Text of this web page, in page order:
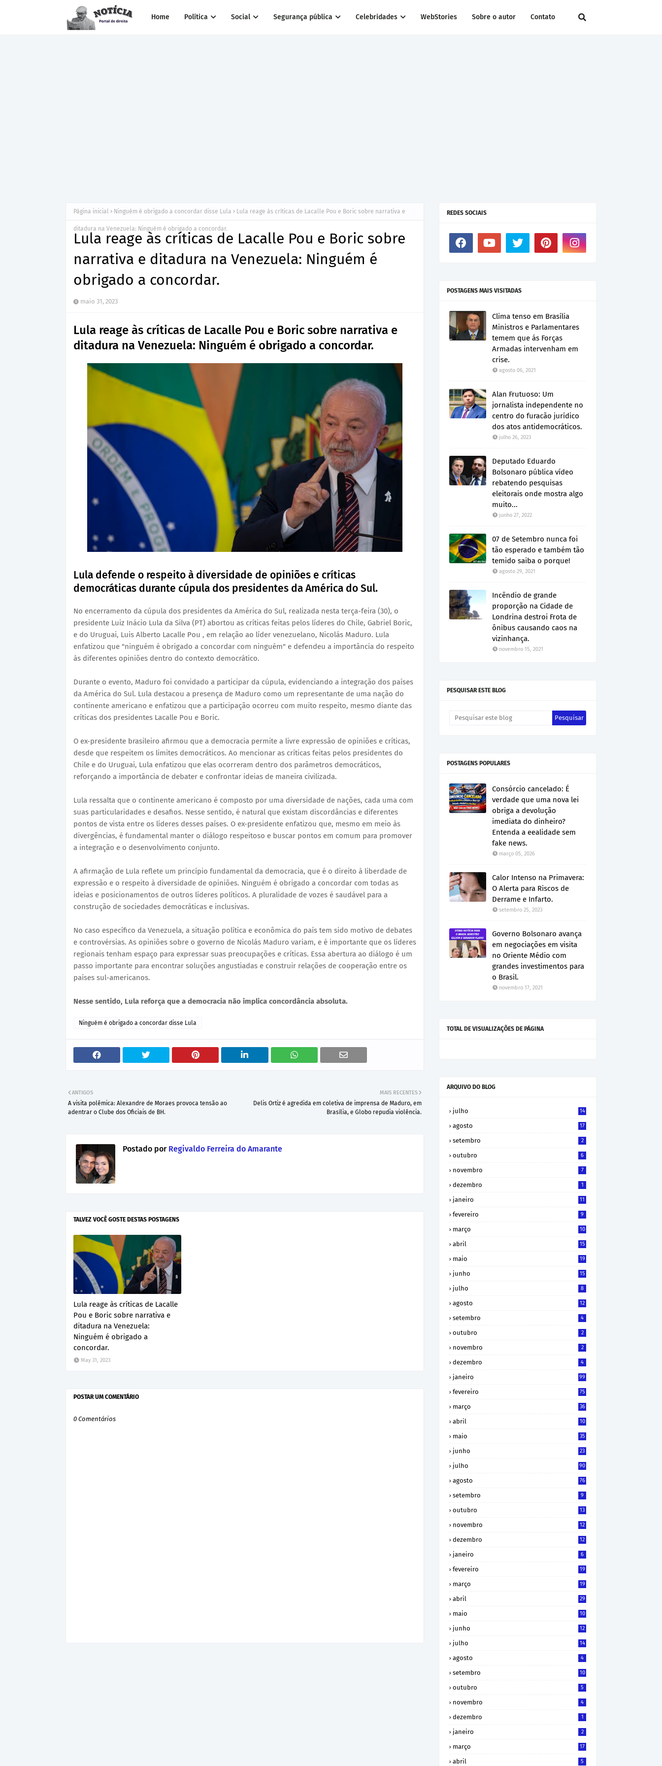
Home Política Social Segurança pública Celebridades WebStories Sobre o autor Contato
Página inicial Ninguém é obrigado a concordar disse Lula Lula reage às críticas de Lacalle Pou e Boric sobre narrativa e
ditadura na Venezuela: Ninguém é obrigado a concordar.
Lula reage às críticas de Lacalle Pou e Boric sobre
narrativa e ditadura na Venezuela: Ninguém é
obrigado a concordar.
maio 31, 2023
Lula reage às críticas de Lacalle Pou e Boric sobre narrativa e
ditadura na Venezuela: Ninguém é obrigado a concordar.
Lula defende o respeito à diversidade de opiniões e críticas
democráticas durante cúpula dos presidentes da América do Sul.
No encerramento da cúpula dos presidentes da América do Sul, realizada nesta terça-feira (30), o
presidente Luiz Inácio Lula da Silva (PT) abortou as críticas feitas pelos líderes do Chile, Gabriel Boric,
e do Uruguai, Luis Alberto Lacalle Pou , em relação ao líder venezuelano, Nicolás Maduro. Lula
enfatizou que "ninguém é obrigado a concordar com ninguém" e defendeu a importância do respeito
às diferentes opiniões dentro do contexto democrático.
Durante o evento, Maduro foi convidado a participar da cúpula, evidenciando a integração dos países
da América do Sul. Lula destacou a presença de Maduro como um representante de uma nação do
continente americano e enfatizou que a participação ocorreu com muito respeito, mesmo diante das
críticas dos presidentes Lacalle Pou e Boric.
O ex-presidente brasileiro afirmou que a democracia permite a livre expressão de opiniões e críticas,
desde que respeitem os limites democráticos. Ao mencionar as críticas feitas pelos presidentes do
Chile e do Uruguai, Lula enfatizou que elas ocorreram dentro dos parâmetros democráticos,
reforçando a importância de debater e confrontar ideias de maneira civilizada.
Lula ressalta que o continente americano é composto por uma diversidade de nações, cada uma com
suas particularidades e desafios. Nesse sentido, é natural que existam discordâncias e diferentes
pontos de vista entre os líderes desses países. O ex-presidente enfatizou que, mesmo em meio às
divergências, é fundamental manter o diálogo respeitoso e buscar pontos em comum para promover
a integração e o desenvolvimento conjunto.
A afirmação de Lula reflete um princípio fundamental da democracia, que é o direito à liberdade de
expressão e o respeito à diversidade de opiniões. Ninguém é obrigado a concordar com todas as
ideias e posicionamentos de outros líderes políticos. A pluralidade de vozes é saudável para a
construção de sociedades democráticas e inclusivas.
No caso específico da Venezuela, a situação política e econômica do país tem sido motivo de debates
e controvérsias. As opiniões sobre o governo de Nicolás Maduro variam, e é importante que os líderes
regionais tenham espaço para expressar suas preocupações e críticas. Essa abertura ao diálogo é um
passo importante para encontrar soluções angustiadas e construir relações de cooperação entre os
países sul-americanos.
Nesse sentido, Lula reforça que a democracia não implica concordância absoluta.
Ninguém é obrigado a concordar disse Lula
MAIS RECENTES
Delis Ortiz é agredida em coletiva de imprensa de Maduro, em
Brasília, e Globo repudia violência.
ANTIGOS
A visita polêmica: Alexandre de Moraes provoca tensão ao
adentrar o Clube dos Oficiais de BH.
Postado porRegivaldo Ferreira do Amarante
TALVEZ VOCÊ GOSTE DESTAS POSTAGENS
Lula reage às críticas de Lacalle
Pou e Boric sobre narrativa e
ditadura na Venezuela:
Ninguém é obrigado a
concordar.
May 31, 2023
POSTAR UM COMENTÁRIO
0 Comentários
REDES SOCIAIS
POSTAGENS MAIS VISITADAS
Clima tenso em Brasília
Ministros e Parlamentares
temem que ás Forças
Armadas intervenham em
crise.
agosto 06, 2021
Alan Frutuoso: Um
jornalista independente no
centro do furacão jurídico
dos atos antidemocráticos.
julho 26, 2023
Deputado Eduardo
Bolsonaro pública vídeo
rebatendo pesquisas
eleitorais onde mostra algo
muito...
junho 27, 2022
07 de Setembro nunca foi
tão esperado e também tão
temido saiba o porque!
agosto 29, 2021
Incêndio de grande
proporção na Cidade de
Londrina destroi Frota de
ônibus causando caos na
vizinhança.
novembro 15, 2021
PESQUISAR ESTE BLOG
POSTAGENS POPULARES
Consórcio cancelado: É
verdade que uma nova lei
obriga a devolução
imediata do dinheiro?
Entenda a eealidade sem
fake news.
março 05, 2026
Calor Intenso na Primavera:
O Alerta para Riscos de
Derrame e Infarto.
setembro 25, 2023
Governo Bolsonaro avança
em negociações em visita
no Oriente Médio com
grandes investimentos para
o Brasil.
novembro 17, 2021
TOTAL DE VISUALIZAÇÕES DE PÁGINA
ARQUIVO DO BLOG
julho 14
agosto 17
setembro 2
outubro 6
novembro 7
dezembro 1
janeiro 11
fevereiro 9
março 10
abril 15
maio 19
junho 15
julho 8
agosto 12
setembro 4
outubro 2
novembro 2
dezembro 4
janeiro 99
fevereiro 75
março 36
abril 10
maio 35
junho 23
julho 90
agosto 76
setembro 9
outubro 13
novembro 12
dezembro 12
janeiro 6
fevereiro 19
março 19
abril 29
maio 10
junho 12
julho 14
agosto 4
setembro 10
outubro 5
novembro 4
dezembro 1
janeiro 2
março 17
abril 5